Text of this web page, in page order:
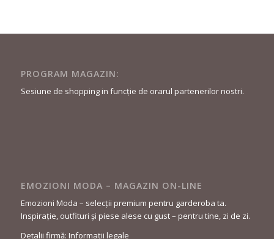
PROGRAM MAGAZIN:
Sesiune de shopping in funcție de orarul partenerilor nostri.
EMOZIONI MODA – MAGAZIN ON-LINE
Emozioni Moda – selecții premium pentru garderoba ta.
Inspirație, outfituri și piese alese cu gust – pentru tine, zi de zi.
Detalii firmă: Informații legale